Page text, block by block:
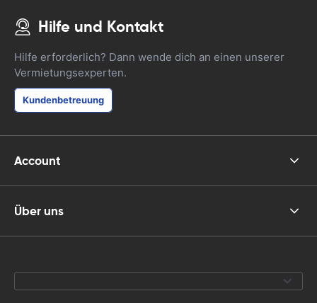
Hilfe und Kontakt
Hilfe erforderlich? Dann wende dich an einen unserer
Vermietungsexperten.
Kundenbetreuung
Account
Über uns